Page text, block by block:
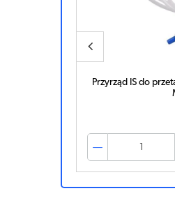
IS do przetaczania płynów
DO